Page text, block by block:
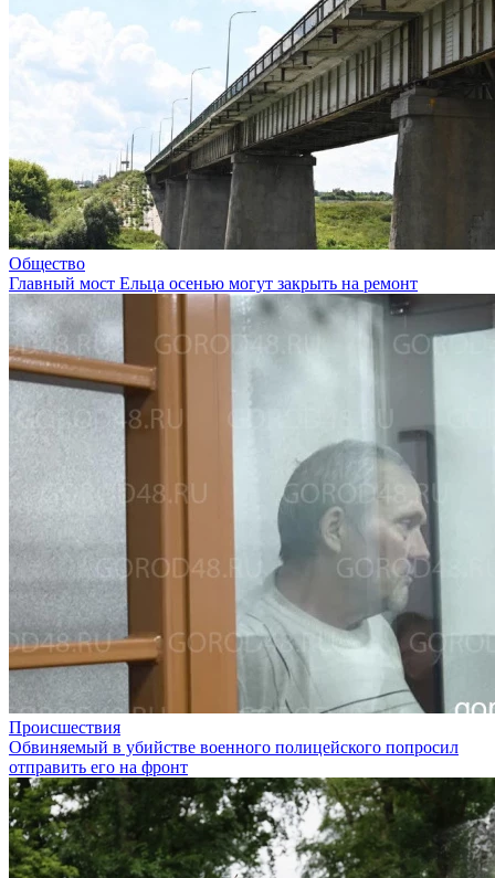
Общество
Главный мост Ельца осенью могут закрыть на ремонт
Происшествия
Обвиняемый в убийстве военного полицейского попросил
отправить его на фронт